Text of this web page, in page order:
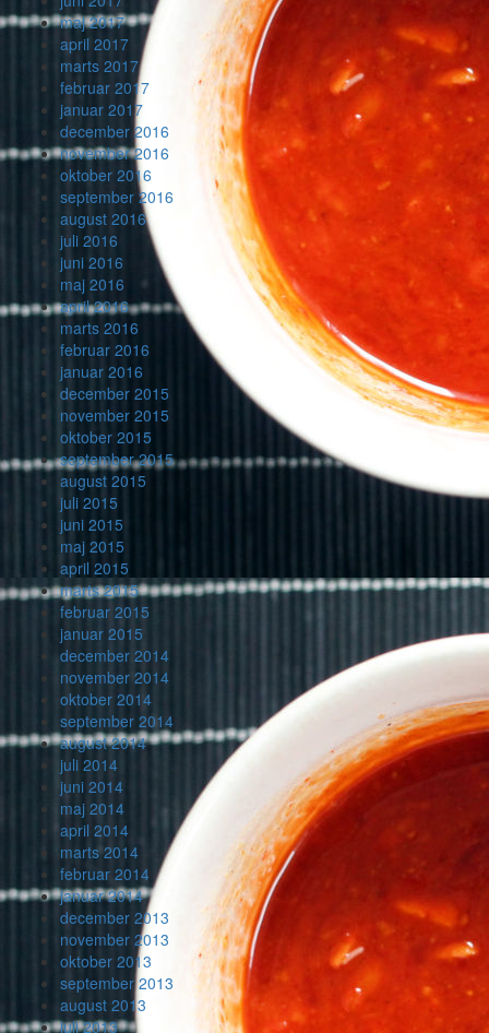
maj 2017
april 2017
marts 2017
februar 2017
januar 2017
december 2016
november 2016
oktober 2016
september 2016
august 2016
juli 2016
juni 2016
maj 2016
april 2016
marts 2016
februar 2016
januar 2016
december 2015
november 2015
oktober 2015
september 2015
august 2015
juli 2015
juni 2015
maj 2015
april 2015
marts 2015
februar 2015
januar 2015
december 2014
november 2014
oktober 2014
september 2014
august 2014
juli 2014
juni 2014
maj 2014
april 2014
marts 2014
februar 2014
januar 2014
december 2013
november 2013
oktober 2013
september 2013
august 2013
juli 2013